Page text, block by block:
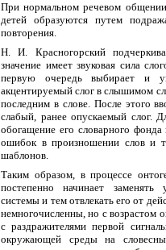
При нормальном речевом
детей образуются путем
повторения.
Н. И. Красногорский
значение имеет звуковая сила
первую очередь выбирает и
акцентируемый слог в слышимом
последним в слове. После этого
слабый, ранее опускаемый слог.
обогащение его словарного
ошибок в произношении слов и
шаблонов.
Таким образом, в процессе
постепенно начинает заменять
системы и тем отвлекать его от
немногочисленны, но с возрастом
с раздражителями первой
окружающей среды на